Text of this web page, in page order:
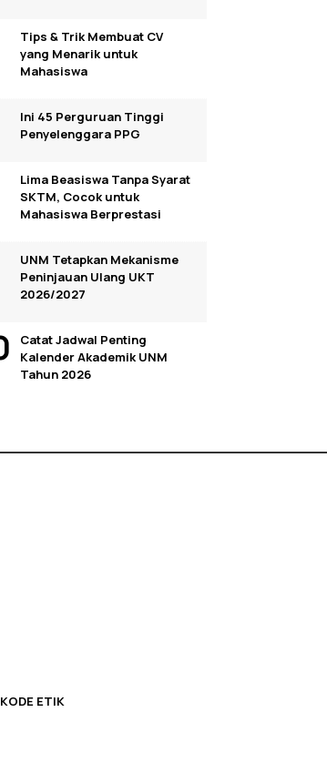
Tips & Trik Membuat CV
yang Menarik untuk
Mahasiswa
Ini 45 Perguruan Tinggi
Penyelenggara PPG
Lima Beasiswa Tanpa Syarat
SKTM, Cocok untuk
Mahasiswa Berprestasi
UNM Tetapkan Mekanisme
Peninjauan Ulang UKT
2026/2027
Catat Jadwal Penting
Kalender Akademik UNM
Tahun 2026
KODE ETIK